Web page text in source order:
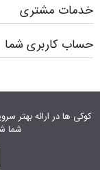
شما
خدمات مشتری
حساب کاربری شما